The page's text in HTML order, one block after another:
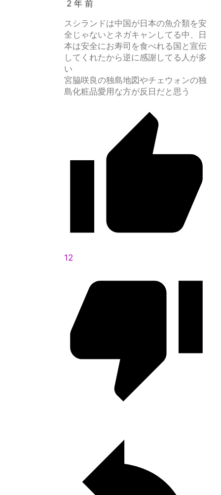
2 年 前
スシランドは中国が日本の魚介類を安
全じゃないとネガキャンしてる中、日
本は安全にお寿司を食べれる国と宣伝
してくれたから逆に感謝してる人が多
い
宮脇咲良の独島地図やチェウォンの独
島化粧品愛用な方が反日だと思う
12